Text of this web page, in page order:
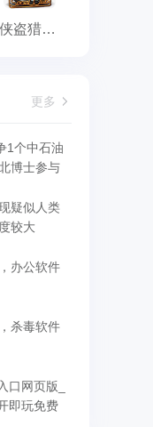
侠盗猎车手:罪恶都市之侠盗无双
更多
1个中石油
博士参与
疑似人类
较大
办公软件
杀毒软件
网页版_
即玩免费